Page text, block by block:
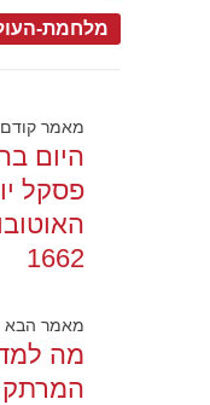
מלחמת-
מאמר קודם
היום
פסקל
1662
מאמר הבא
מה
המרתק